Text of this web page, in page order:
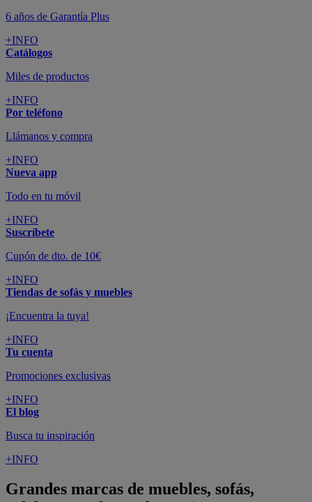
6 años de Garantía Plus
+INFO
Catálogos
Miles de productos
+INFO
Por teléfono
Llámanos y compra
+INFO
Nueva app
Todo en tu móvil
+INFO
Suscríbete
Cupón de dto. de 10€
+INFO
Tiendas de sofás y muebles
¡Encuentra la tuya!
+INFO
Tu cuenta
Promociones exclusivas
+INFO
El blog
Busca tu inspiración
+INFO
Grandes marcas de muebles, sofás,